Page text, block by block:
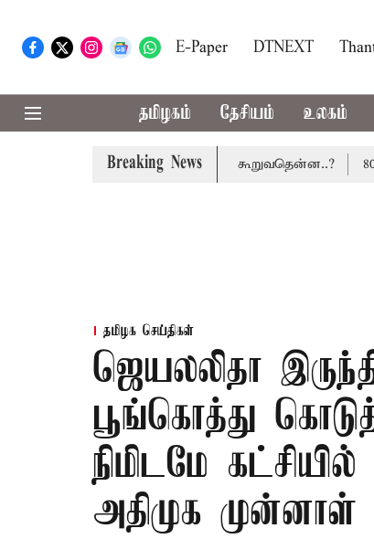
E-Paper DTNEXT
தமிழகம் தேசியம் உலகம்
Breaking News
மத்திய அரசு கூறுவதென்ன..? 80-
தமிழக செய்திகள்
ஜெயலலிதா
பூங்கொத்து
நிமிடமே
அதிமுக முன்னாள்